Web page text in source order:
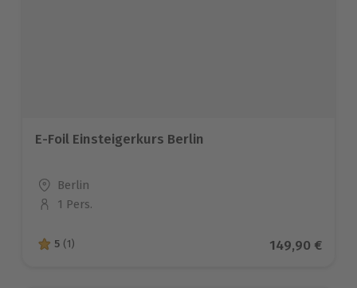
E-Foil Einsteigerkurs Berlin
Standort
Berlin
Anzahl der Teilnehmer
1 Pers.
5 von 5 Sternen basierend auf 1 Bewertungen
5 (1) Aktueller
149,90 €